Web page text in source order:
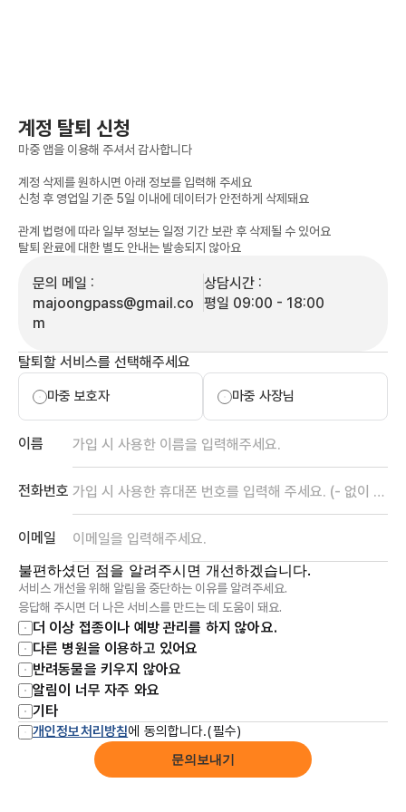
계정 탈퇴 신청
마중 앱을 이용해 주셔서 감사합니다
계정 삭제를 원하시면 아래 정보를 입력해 주세요
신청 후 영업일 기준 5일 이내에 데이터가 안전하게 삭제돼요
관계 법령에 따라 일부 정보는 일정 기간 보관 후 삭제될 수 있어요
탈퇴 완료에 대한 별도 안내는 발송되지 않아요
문의 메일 :
majoongpass@gmail.co
m
상담시간 :
평일 09:00 - 18:00
탈퇴할 서비스를 선택해주세요
마중 보호자 마중 사장님
이름
전화번호
이메일
불편하셨던 점을 알려주시면 개선하겠습니다.
서비스 개선을 위해 알림을 중단하는 이유를 알려주세요.
응답해 주시면 더 나은 서비스를 만드는 데 도움이 돼요.
더 이상 접종이나 예방 관리를 하지 않아요.
다른 병원을 이용하고 있어요
반려동물을 키우지 않아요
알림이 너무 자주 와요
기타
개인정보처리방침에 동의합니다.(필수)
문의보내기